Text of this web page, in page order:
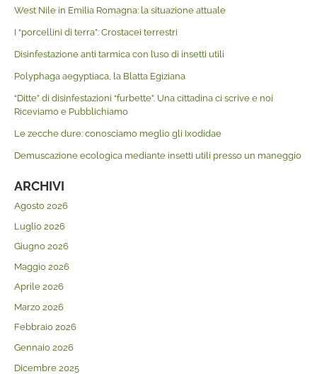
West Nile in Emilia Romagna: la situazione attuale
I “porcellini di terra”: Crostacei terrestri
Disinfestazione anti tarmica con l’uso di insetti utili
Polyphaga aegyptiaca, la Blatta Egiziana
“Ditte” di disinfestazioni “furbette”. Una cittadina ci scrive e noi
Riceviamo e Pubblichiamo
Le zecche dure: conosciamo meglio gli Ixodidae
Demuscazione ecologica mediante insetti utili presso un maneggio
ARCHIVI
Agosto 2026
Luglio 2026
Giugno 2026
Maggio 2026
Aprile 2026
Marzo 2026
Febbraio 2026
Gennaio 2026
Dicembre 2025